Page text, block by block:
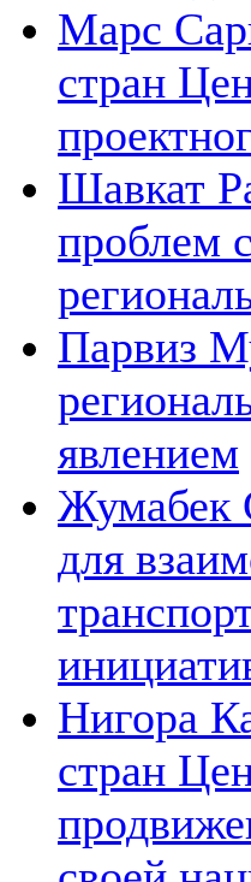
Марс
стран
Шавкат
проблем
Парвиз
явлением
Жумабек
для
Нигора
стран